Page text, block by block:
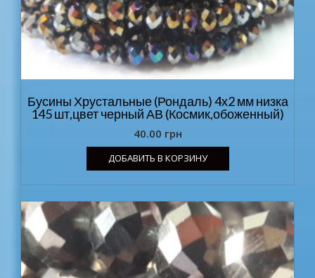
Бусины Хрустальные (Рондаль) 4х2 мм низка
145 шт,цвет черный АВ (Космик,обоженный)
40.00 грн
ДОБАВИТЬ В КОРЗИНУ